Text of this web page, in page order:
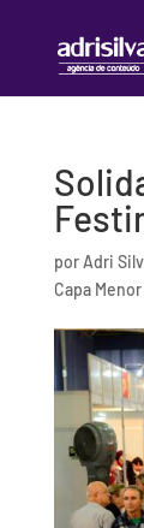
porAdri
Capa Menor|